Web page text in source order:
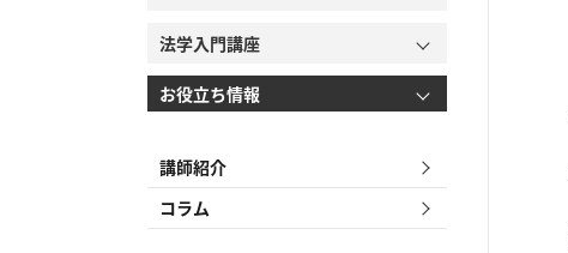
法学入門講座
お役立ち情報
講師紹介
コラム